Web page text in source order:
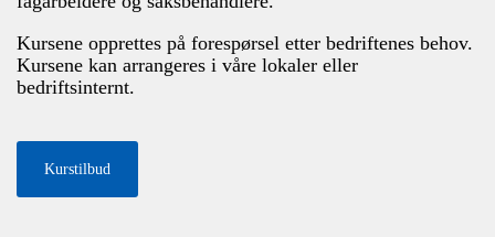
Kursene opprettes på forespørsel etter bedriftenes behov.
Kursene kan arrangeres i våre lokaler eller
bedriftsinternt.
Kurstilbud